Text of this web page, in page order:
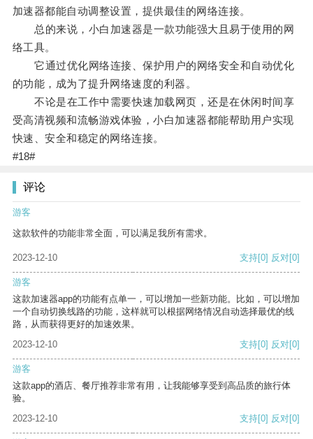
加速器都能自动调整设置，提供最佳的网络连接。
总的来说，小白加速器是一款功能强大且易于使用的网
络工具。
它通过优化网络连接、保护用户的网络安全和自动优化
的功能，成为了提升网络速度的利器。
不论是在工作中需要快速加载网页，还是在休闲时间享
受高清视频和流畅游戏体验，小白加速器都能帮助用户实现
快速、安全和稳定的网络连接。
#18#
评论
游客
这款软件的功能非常全面，可以满足我所有需求。
2023-12-10 支持[0] 反对[0]
游客
这款加速器app的功能有点单一，可以增加一些新功能。比如，可以增加
一个自动切换线路的功能，这样就可以根据网络情况自动选择最优的线
路，从而获得更好的加速效果。
2023-12-10
支持[0] 反对[0]
游客
这款app的酒店、餐厅推荐非常有用，让我能够享受到高品质的旅行体
验。
2023-12-10
支持[0] 反对[0]